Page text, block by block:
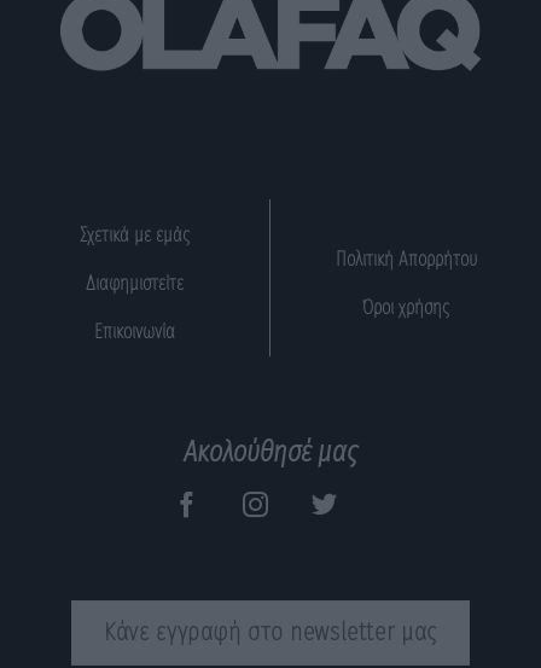
Σχετικά με εμάς
Διαφημιστείτε
Επικοινωνία
Πολιτική Απορρήτου
Όροι χρήσης
Ακολούθησέ μας
Κάνε εγγραφή στο newsletter μας